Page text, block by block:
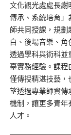
文化觀光處處長謝
傳承、系統培育」
師共同授課，規
白、後場音樂、角
透過學科與術科並
臺實務經驗。課
僅傳授精湛技藝，
望透過專業師資傳
機制，讓更多青年
人才。